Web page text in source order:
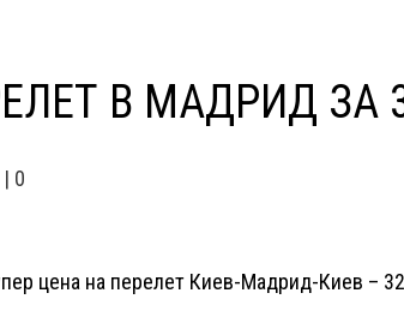
В МАДРИД ЗА
| 0
цена на перелет Киев-Мадрид-Киев –